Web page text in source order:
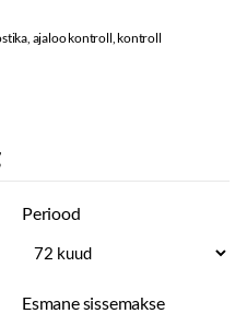
ajaloo kontroll, kontroll
Periood
Esmane sissemakse